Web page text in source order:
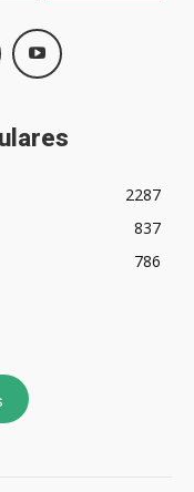
2287
837
786